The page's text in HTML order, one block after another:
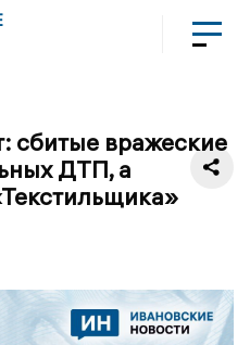
сбитые вражеские
ДТП, а